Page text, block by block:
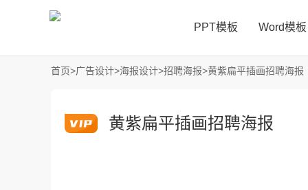
PPT模板 Word模板
首页>广告设计>海报设计>招聘海报>黄紫扁平插画招聘海报
黄紫扁平插画招聘海报